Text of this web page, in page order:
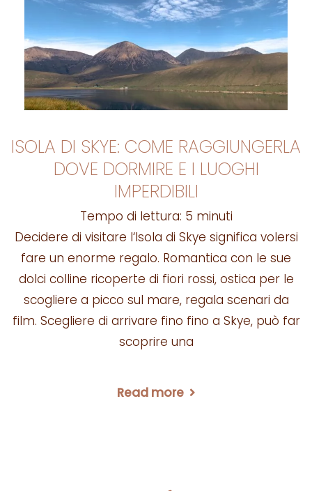
ISOLA DI SKYE: COME RAGGIUNGERLA
DOVE DORMIRE E I LUOGHI
IMPERDIBILI
Tempo di lettura: 5 minuti
Decidere di visitare l‘Isola di Skye significa volersi
fare un enorme regalo. Romantica con le sue
dolci colline ricoperte di fiori rossi, ostica per le
scogliere a picco sul mare, regala scenari da
film. Scegliere di arrivare fino fino a Skye, può far
scoprire una
Read more